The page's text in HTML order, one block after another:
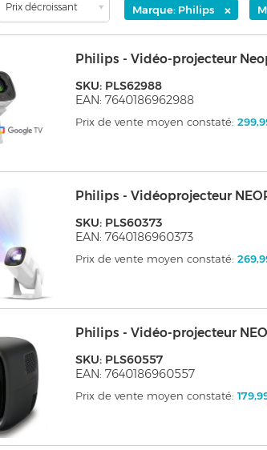
Prix décroissant Marque: Philips ×
Philips - Vidéo-projecteur
SKU: PLS62988
EAN: 7640186962988
Prix de vente moyen constaté:
Philips - Vidéoprojecteur
SKU: PLS60373
EAN: 7640186960373
Prix de vente moyen constaté:
Philips - Vidéo-projecteur
SKU: PLS60557
EAN: 7640186960557
Prix de vente moyen constaté: